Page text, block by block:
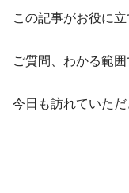
この記事がお役に立
ご質問、わかる範
今日も訪れていた